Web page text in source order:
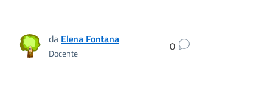
da Elena Fontana
Docente 0